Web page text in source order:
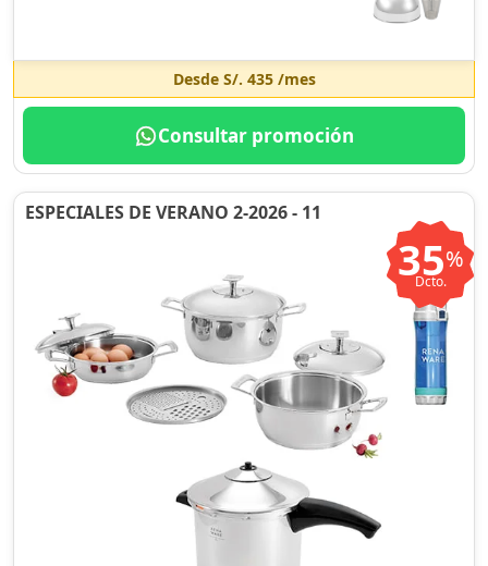
Desde S/. 435/mes
Consultar promoción
ESPECIALES DE VERANO 2-2026 - 11
35%
Dcto.